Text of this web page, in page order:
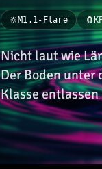
🔆 M1.1-Flare 🧲
Nicht laut wie
Der Boden unter
Klasse